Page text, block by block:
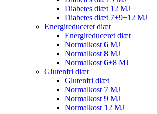
Diabetes diæt 12 MJ
Diabetes diæt 7+9+12 MJ
Energireduceret diæt
Energireduceret diæt
Normalkost 6 MJ
Normalkost 8 MJ
Normalkost 6+8 MJ
Glutenfri diæt
Glutenfri diæt
Normalkost 7 MJ
Normalkost 9 MJ
Normalkost 12 MJ